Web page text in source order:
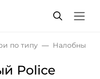
по типу Налобные
Police